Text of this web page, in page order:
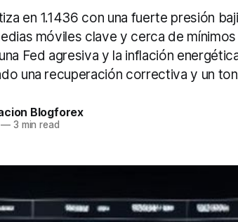
en 1.1436 con una fuerte presión
móviles clave y cerca de
Fed agresiva y la inflación
una recuperación correctiva y un
Blogforex
—3 min read